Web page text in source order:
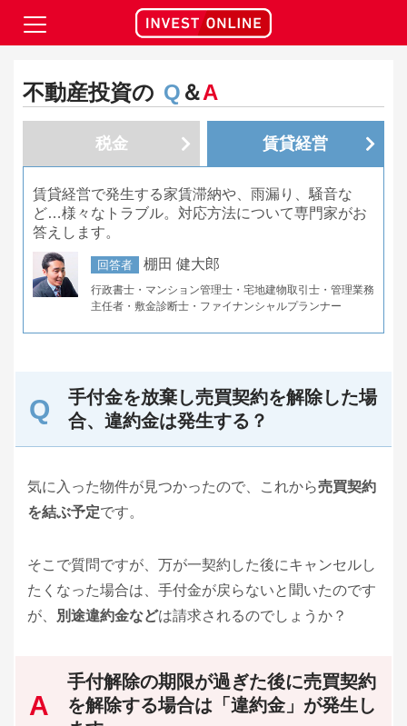
不動産投資の Q ＆A
税金 賃貸経営
賃貸経営で発生する家賃滞納や、雨漏り、騒音な
ど…様々なトラブル。対応方法について専門家がお
答えします。
回答者 棚田 健大郎
行政書士・マンション管理士・宅地建物取引士・管理業務
主任者・敷金診断士・ファイナンシャルプランナー
手付金を放棄し売買契約を解除した場
合、違約金は発生する？
気に入った物件が見つかったので、これから売買契約
を結ぶ予定です。
そこで質問ですが、万が一契約した後にキャンセルし
たくなった場合は、手付金が戻らないと聞いたのです
が、
別途違約金などは請求されるのでしょうか？
手付解除の期限が過ぎた後に売買契約
を解除する場合は「違約金」が発生し